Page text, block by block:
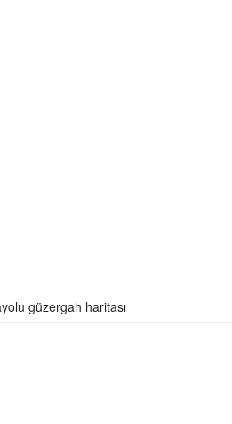
güzergah haritası